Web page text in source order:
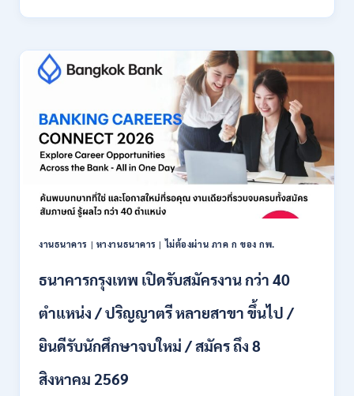
โจ้
เปิด
รับ
สมัคร
ปริญญา
ตรี
ทุก
สาขา
/
ไม่
ต้อง
กพ.
เงิน
18,150
สมัคร
งานธนาคาร | หางานธนาคาร |ไม่ต้องผ่าน ภาค ก ของ กพ.
ธนาคารกรุงเทพ เปิดรับสมัครงาน กว่า 40
ตำแหน่ง / ปริญญาตรี หลายสาขา ขึ้นไป /
ยินดีรับนักศึกษาจบใหม่ / สมัคร ถึง 8
สิงหาคม 2569